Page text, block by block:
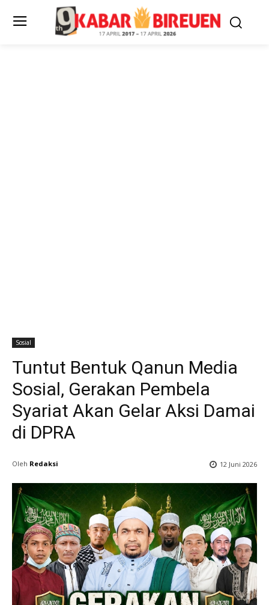
Sosial
Tuntut Bentuk Qanun Media
Sosial, Gerakan Pembela
Syariat Akan Gelar Aksi Damai
di DPRA
Oleh Redaksi 12 Juni 2026